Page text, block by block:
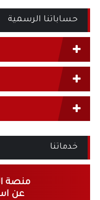
حساباتنا الرسمية
خدماتنا
منصة
عن